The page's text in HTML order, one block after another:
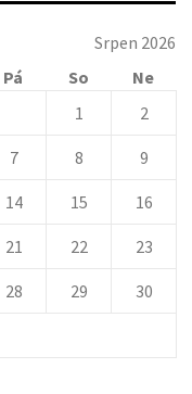
Srpen 2026
Pá So
Ne
1
2
7 8 9
14 15 16
21 22 23
28 29 30